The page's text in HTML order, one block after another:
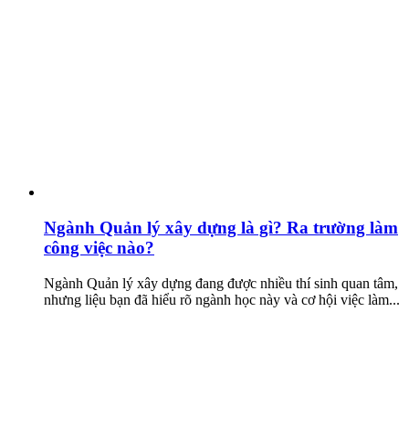
Ngành Quản lý xây dựng là gì? Ra trường làm
công việc nào?
Ngành Quản lý xây dựng đang được nhiều thí sinh quan tâm,
nhưng liệu bạn đã hiểu rõ ngành học này và cơ hội việc làm...